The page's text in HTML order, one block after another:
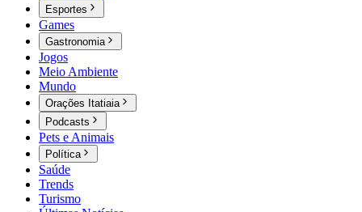
Esportes
Games
Gastronomia
Jogos
Meio Ambiente
Mundo
Orações Itatiaia
Podcasts
Pets e Animais
Política
Saúde
Trends
Turismo